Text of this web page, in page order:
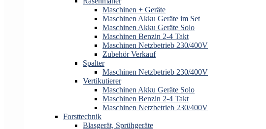
Maschinen + Geräte
Maschinen Akku Geräte im Set
Maschinen Akku Geräte Solo
Maschinen Benzin 2-4 Takt
Maschinen Netzbetrieb 230/400V
Zubehör Verkauf
Spalter
Maschinen Netzbetrieb 230/400V
Vertikutierer
Maschinen Akku Geräte Solo
Maschinen Benzin 2-4 Takt
Maschinen Netzbetrieb 230/400V
Forsttechnik
Blasgerät, Sprühgeräte